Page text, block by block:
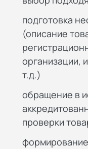
подготовка
(описание
организации,
т.д.)
обращение в
проверки